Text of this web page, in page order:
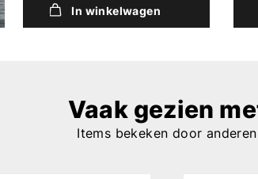
In winkelwagen
Vaak gezien
Items bekeken door anderen